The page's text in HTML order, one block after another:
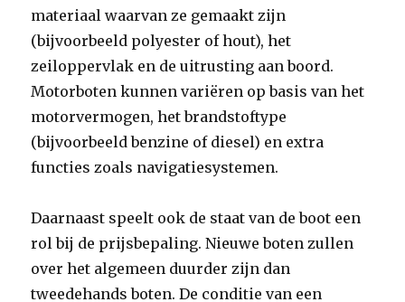
materiaal waarvan ze gemaakt zijn
(bijvoorbeeld polyester of hout), het
zeiloppervlak en de uitrusting aan boord.
Motorboten kunnen variëren op basis van het
motorvermogen, het brandstoftype
(bijvoorbeeld benzine of diesel) en extra
functies zoals navigatiesystemen.
Daarnaast speelt ook de staat van de boot een
rol bij de prijsbepaling. Nieuwe boten zullen
over het algemeen duurder zijn dan
tweedehands boten. De conditie van een